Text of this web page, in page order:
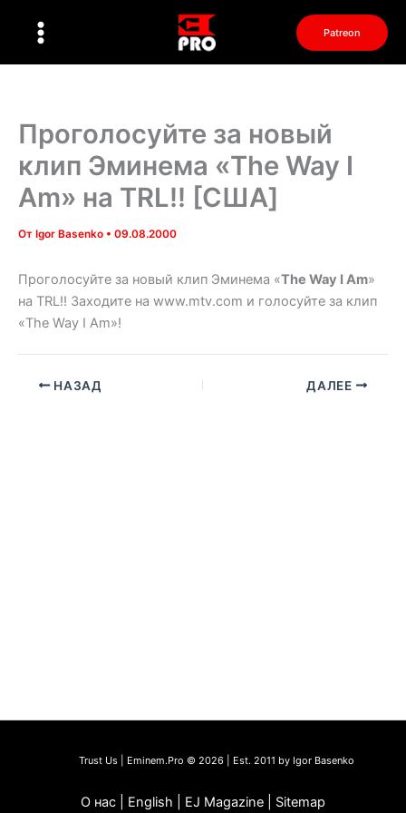
Patreon
Проголосуйте за новый
клип Эминема «The Way I
Am» на TRL!! [США]
От Igor Basenko • 09.08.2000
Проголосуйте за новый клип Эминема «The Way I Am»
на TRL!! Заходите на www.mtv.com и голосуйте за клип
«The Way I Am»!
НАЗАД ДАЛЕЕ
Trust Us | Eminem.Pro © 2026 | Est. 2011 by Igor Basenko
О нас | English | EJ Magazine | Sitemap